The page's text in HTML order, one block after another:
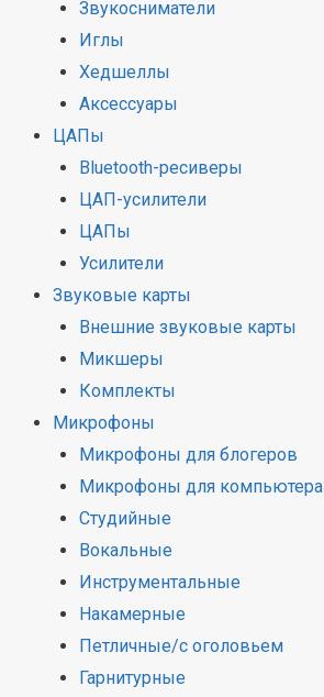
Звукосниматели
Иглы
Хедшеллы
Аксессуары
ЦАПы
Bluetooth-ресиверы
ЦАП-усилители
ЦАПы
Усилители
Звуковые карты
Внешние звуковые карты
Микшеры
Комплекты
Микрофоны
Микрофоны для блогеров
Микрофоны для компьютера
Студийные
Вокальные
Инструментальные
Накамерные
Петличные/с оголовьем
Гарнитурные